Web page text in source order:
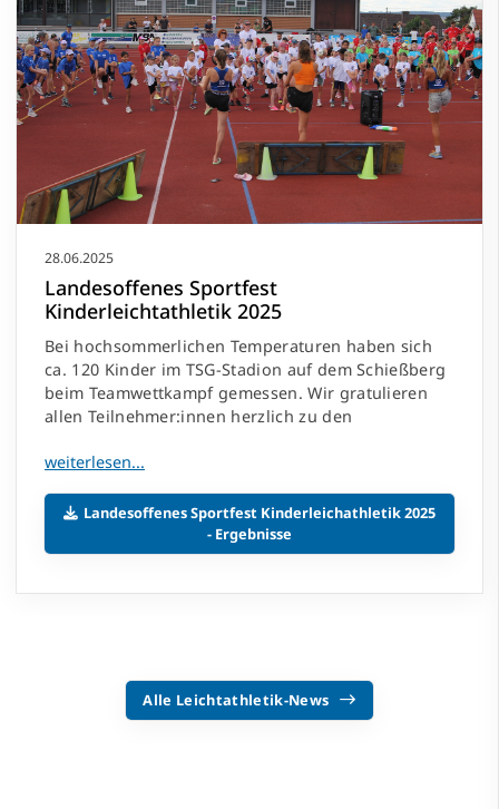
28.06.2025
Landesoffenes Sportfest
Kinderleichtathletik 2025
Bei hochsommerlichen Temperaturen haben sich
ca. 120 Kinder im TSG-Stadion auf dem Schießberg
beim Teamwettkampf gemessen. Wir gratulieren
allen Teilnehmer:innen herzlich zu den
Landesoffenes Sportfest Kinderleichathletik 2025
- Ergebnisse
Alle Leichtathletik-News